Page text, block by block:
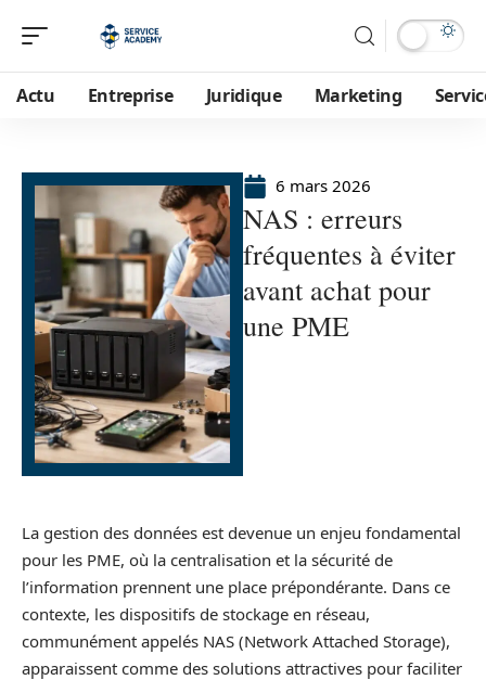
Actu Entreprise Juridique Marketing
6 mars 2026
NAS : erreurs
fréquentes à éviter
avant achat pour
une PME
La gestion des données est devenue un enjeu fondamental
pour les PME, où la centralisation et la sécurité de
l’information prennent une place prépondérante. Dans ce
contexte, les dispositifs de stockage en réseau,
communément appelés NAS (Network Attached Storage),
apparaissent comme des solutions attractives pour faciliter